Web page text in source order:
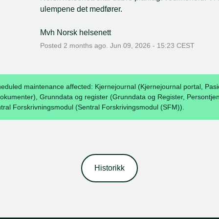
ulempene det medfører.
Mvh Norsk helsenett
Posted 2 months ago. Jun 09 2026 - 15:23 CEST
maintenance affected: Kjernejournal (Kjernejournal portal,
Grunndata og register (Grunndata og Register,
Forskrivningsmodul (Sentral Forskrivingsmodul (SFM)).
Historikk